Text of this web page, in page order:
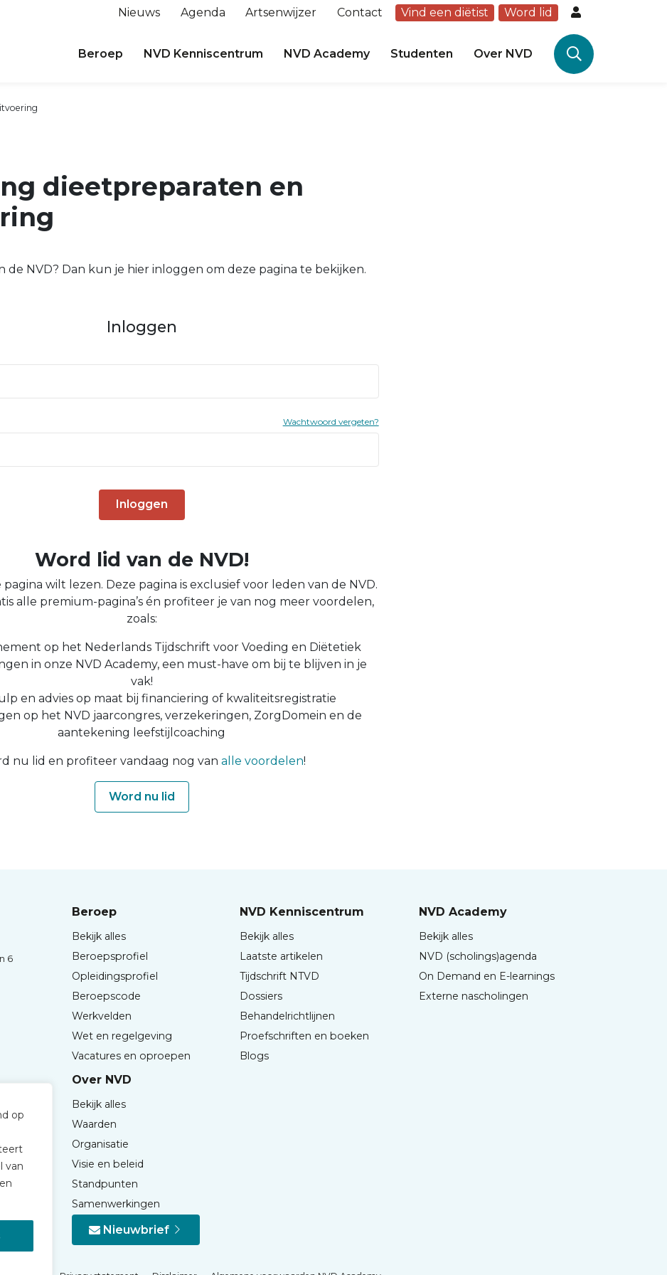
op
van
Nieuws Agenda Artsenwijzer Contact Vind een diëtist Word lid
Beroep NVD Kenniscentrum NVD Academy Studenten Over NVD
dieetpreparaten en
de NVD? Dan kun je hier inloggen om deze pagina te bekijken.
Inloggen
Wachtwoord vergeten?
Inloggen
Word lid van de NVD!
wilt lezen. Deze pagina is exclusief voor leden van de NVD.
alle premium-pagina’s én profiteer je van nog meer voordelen,
zoals:
op het Nederlands Tijdschrift voor Voeding en Diëtetiek
in onze NVD Academy, een must-have om bij te blijven in je
vak!
en advies op maat bij financiering of kwaliteitsregistratie
op het NVD jaarcongres, verzekeringen, ZorgDomein en de
aantekening leefstijlcoaching
nu lid en profiteer vandaag nog van alle voordelen!
Word nu lid
6
Beroep
Bekijk alles
Beroepsprofiel
Opleidingsprofiel
Beroepscode
Werkvelden
Wet en regelgeving
Vacatures en oproepen
NVD Kenniscentrum
Bekijk alles
Laatste artikelen
Tijdschrift NTVD
Dossiers
Behandelrichtlijnen
Proefschriften en boeken
Blogs
NVD Academy
Bekijk alles
NVD (scholings)agenda
On Demand en E-learnings
Externe nascholingen
Over NVD
Bekijk alles
Waarden
Organisatie
Visie en beleid
Standpunten
Samenwerkingen
Nieuwbrief